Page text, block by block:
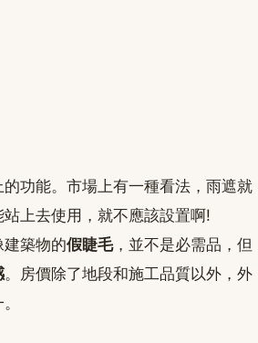
功能。市場上有一種看法，雨遮就
上去使用，就不應該設置啊!
築物的假睫毛，並不是必需品，但
。房價除了地段和施工品質以外，外